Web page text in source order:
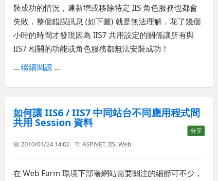
裝成功的情況，連新增或移除特定 IIS 角色服務也都會
失敗，整個錯誤訊息 (如下圖) 就是無法理解，花了幾個
小時的時間才發現因為 IIS7 共用設定的關係讓所有與
IIS7 相關的功能或角色服務都無法安裝成功！
...繼續閱讀 ...
如何讓 IIS6 / IIS7 中同站台不同應用程式間
共用 Session 資料
分享
📅 2010/01/24 14:02 📁ASP.NET,IIS,Web
在 Web Farm 環境下部署網站需要關注的細節可不少，